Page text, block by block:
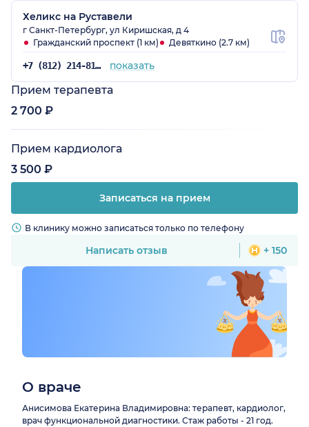
Хеликс на Руставели
г Санкт-Петербург, ул Киришская, д 4
Гражданский проспект (1 км)
Девяткино (2.7 км)
+7 (812) 214-81-02 показать
Прием терапевта
2 700 ₽
Прием кардиолога
3 500 ₽
Записаться на прием
В клинику можно записаться только по телефону
Написать отзыв + 150
О враче
Анисимова Екатерина Владимировна: терапевт, кардиолог,
врач функциональной диагностики. Стаж работы - 21 год.